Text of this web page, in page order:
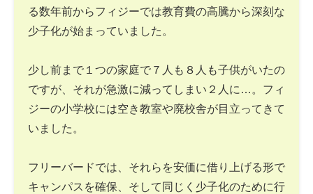
る数年前からフィジーでは教育費の高騰から深刻な
少子化が始まっていました。
少し前まで１つの家庭で７人も８人も子供がいたの
ですが、それが急激に減ってしまい２人に…。フィ
ジーの小学校には空き教室や廃校舎が目立ってきて
いました。
フリーバードでは、それらを安価に借り上げる形で
キャンパスを確保、そして同じく少子化のために行